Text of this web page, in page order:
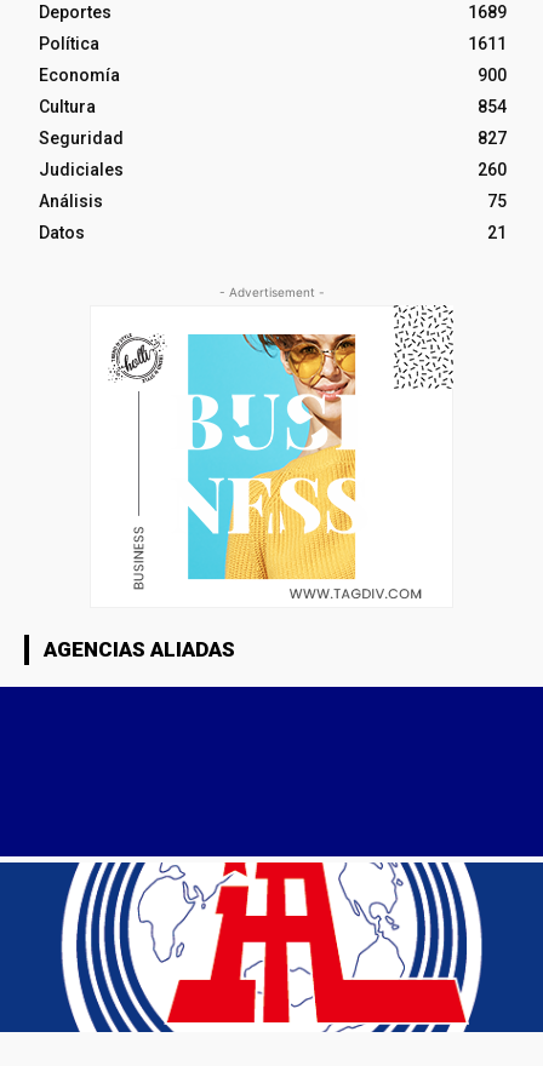
Deportes
1689
Política
1611
Economía
900
Cultura
854
Seguridad
827
Judiciales
260
Análisis
75
Datos
21
- Advertisement -
AGENCIAS ALIADAS